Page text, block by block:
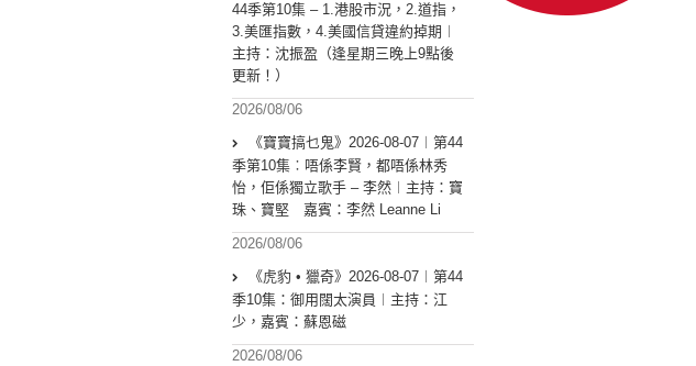
44季第10集 – 1.港股市況，2.道指，
3.美匯指數，4.美國信貸違約掉期︱
主持：沈振盈（逢星期三晚上9點後
更新！）
2026/08/06
《寶寶搞乜鬼》2026-08-07︱第44
季第10集︰唔係李賢，都唔係林秀
怡，佢係獨立歌手 – 李然︱主持：寶
珠、寶堅 嘉賓：李然 Leanne Li
2026/08/06
《虎豹 • 獵奇》2026-08-07︱第44
季10集：御用闊太演員︱主持：江
少，嘉賓：蘇恩磁
2026/08/06